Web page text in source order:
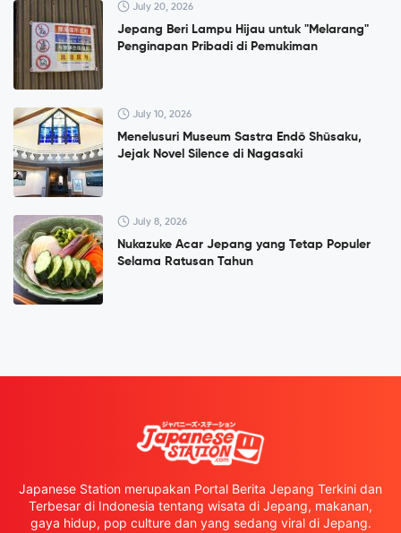
July 20, 2026
Jepang Beri Lampu Hijau untuk "Melarang"
Penginapan Pribadi di Pemukiman
July 10, 2026
Menelusuri Museum Sastra Endō Shūsaku,
Jejak Novel Silence di Nagasaki
July 8, 2026
Nukazuke Acar Jepang yang Tetap Populer
Selama Ratusan Tahun
Japanese Station merupakan Portal Berita Jepang Terkini dan
Terbesar di Indonesia tentang wisata di Jepang, makanan,
gaya hidup, pop culture dan yang sedang viral di Jepang.